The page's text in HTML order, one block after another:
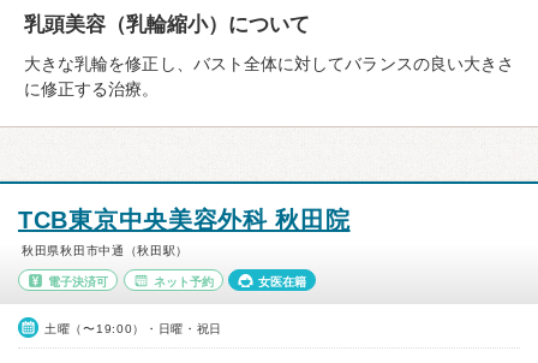
乳頭美容（乳輪縮小）について
大きな乳輪を修正し、バスト全体に対してバランスの良い大きさ
に修正する治療。
TCB東京中央美容外科 秋田院
秋田県秋田市中通（秋田駅）
電子決済可 ネット予約 女医在籍
土曜（〜19:00）・日曜・祝日